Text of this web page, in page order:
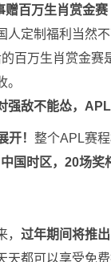
赠百万生肖赏金赛
定制福利当然不
百万生肖赏金赛
开！ 整个APL赛
国时区，20场
过年期间将推
天都可以享受免